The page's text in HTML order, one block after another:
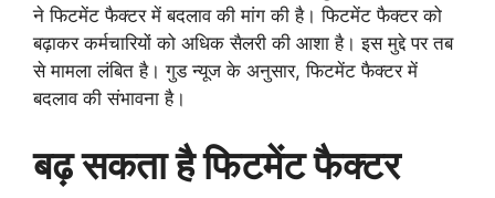
ने फिटमेंट फैक्टर में बदलाव की मांग की है। फिटमेंट फैक्टर को
बढ़ाकर कर्मचारियों को अधिक सैलरी की आशा है। इस मुद्दे पर तब
से मामला लंबित है। गुड न्यूज के अनुसार, फिटमेंट फैक्टर में
बदलाव की संभावना है।
बढ़ सकता है फिटमेंट फैक्टर